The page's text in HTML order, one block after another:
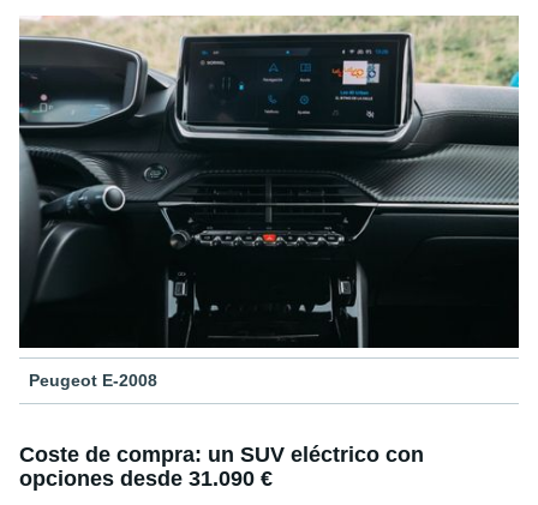
Peugeot E-2008
Coste de compra: un SUV eléctrico con
opciones desde 31.090 €